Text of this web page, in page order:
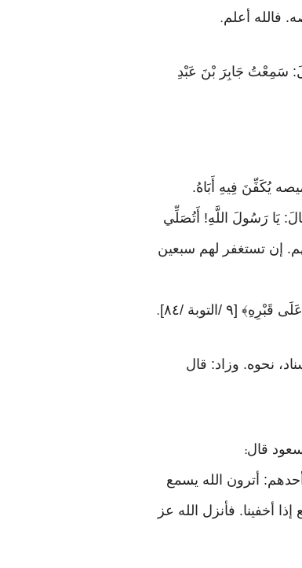
فالله أعلم.
سَمِعْتُ جَابِرَ بْنَ عَبْدِ
يُكَفِّنَ فِيهِ أَبَاهُ.
يَا رَسُولَ اللَّهِ! أَتُصَلِّي
إن تستغفر لهم سبعين
/التوبة /٨٤] .
نحوه. وزاد: قال
:
أترون الله يسمع
أخفينا. فأنزل الله عز